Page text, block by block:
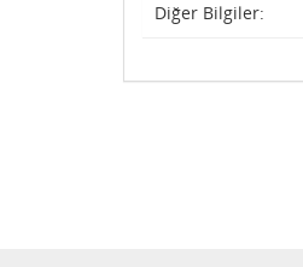
Diğer Bilgiler: